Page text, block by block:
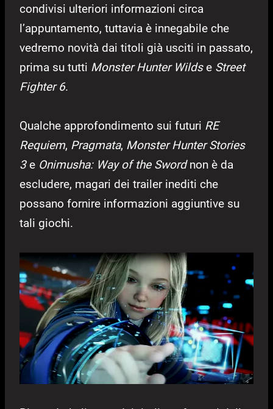
condivisi ulteriori informazioni circa
l’appuntamento, tuttavia è innegabile che
vedremo novità dai titoli già usciti in passato,
prima su tutti Monster Hunter Wildse Street
Fighter 6.
Qualche approfondimento sui futuri RE
Requiem, Pragmata, Monster Hunter Stories
3e Onimusha: Way of the Swordnon è da
escludere, magari dei trailer inediti che
possano fornire informazioni aggiuntive su
tali giochi.